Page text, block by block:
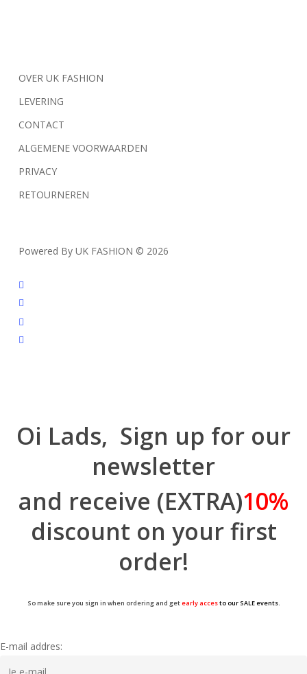
worden
op
OVER UK FASHION
LEVERING
CONTACT
ALGEMENE VOORWAARDEN
PRIVACY
RETOURNEREN
Powered By UK FASHION © 2026
facebook
instagram
tiktok
trustpilot
Oi Lads, Sign up for our
newsletter
and receive (EXTRA)10%
discount on your first
order!
So make sure you sign in when ordering and getearly accesto our SALE events.
E-mail addres: